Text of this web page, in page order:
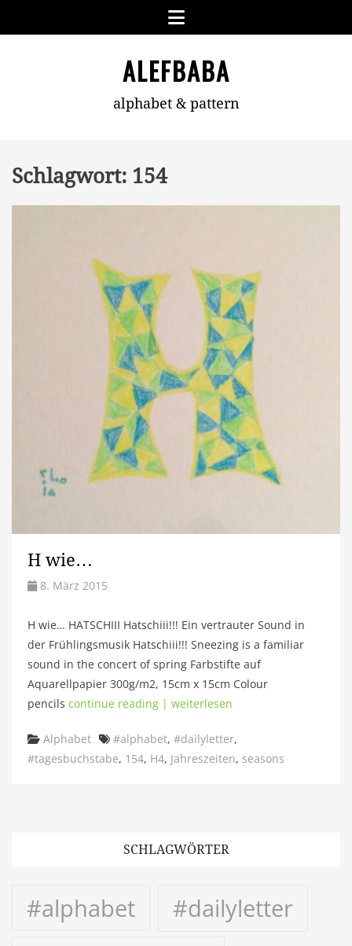
Menu
ALEFBABA
alphabet & pattern
Schlagwort: 154
H wie…
8. März 2015
H wie… HATSCHIII Hatschiii!!! Ein vertrauter Sound in
der Frühlingsmusik Hatschiii!!! Sneezing is a familiar
sound in the concert of spring Farbstifte auf
Aquarellpapier 300g/m2, 15cm x 15cm Colour
pencils continue reading | weiterlesen
Categories
Alphabet Tags
#alphabet, #dailyletter,
#tagesbuchstabe, 154, H4, Jahreszeiten, seasons
SCHLAGWÖRTER
#alphabet
#dailyletter